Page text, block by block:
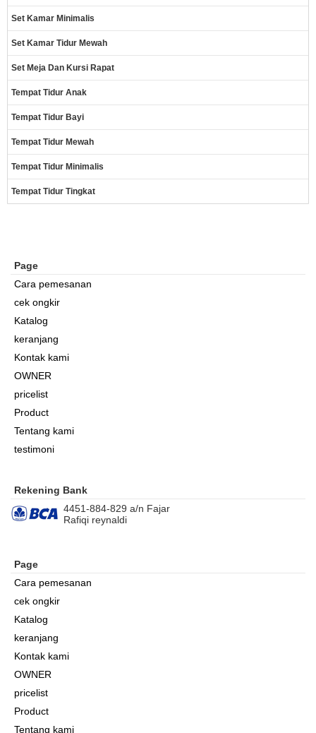
Set Kamar Minimalis
Set Kamar Tidur Mewah
Set Meja Dan Kursi Rapat
Tempat Tidur Anak
Tempat Tidur Bayi
Tempat Tidur Mewah
Tempat Tidur Minimalis
Tempat Tidur Tingkat
Page
Cara pemesanan
cek ongkir
Katalog
keranjang
Kontak kami
OWNER
pricelist
Product
Tentang kami
testimoni
Rekening Bank
4451-884-829 a/n Fajar
Rafiqi reynaldi
Page
Cara pemesanan
cek ongkir
Katalog
keranjang
Kontak kami
OWNER
pricelist
Product
Tentang kami